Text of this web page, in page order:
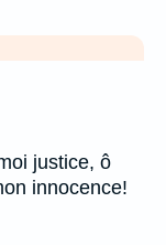
justice, ô
innocence!